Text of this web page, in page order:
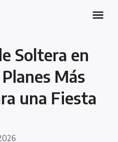
Soltera en
Más
una Fiesta